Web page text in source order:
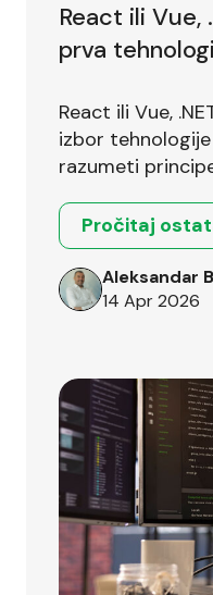
React ili Vue,
prva
React ili Vue,
izbor
razumeti
Pročitaj
Aleksandar
14 Apr 2026